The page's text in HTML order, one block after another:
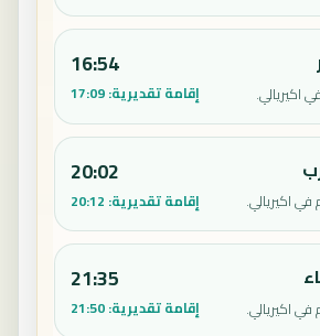
اكيريالي.
16:54
إقامة تقديرية:17:09
اكيريالي.
20:02
إقامة تقديرية: 20:12
اكيريالي.
21:35
إقامة تقديرية:21:50